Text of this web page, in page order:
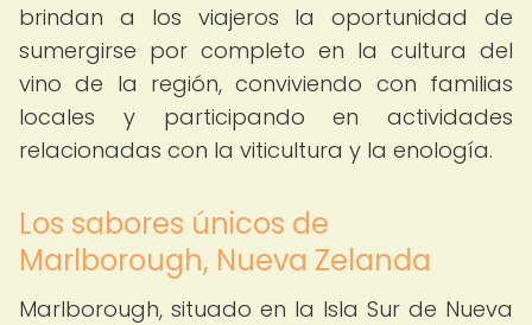
brindan a los viajeros la oportunidad de
sumergirse por completo en la cultura del
vino de la región, conviviendo con familias
locales y participando en actividades
relacionadas con la viticultura y la enología.
Los sabores únicos de
Marlborough, Nueva Zelanda
Marlborough, situado en la Isla Sur de Nueva